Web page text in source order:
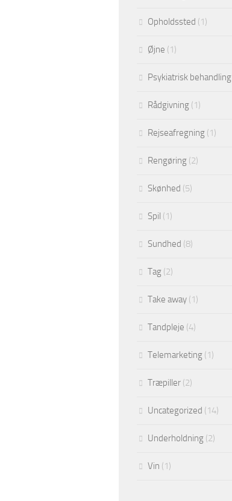
Opholdssted (1)
Øjne (1)
Psykiatrisk behandling
Rådgivning (1)
Rejseafregning (1)
Rengøring (2)
Skønhed (5)
Spil (1)
Sundhed (8)
Tag (2)
Take away (1)
Tandpleje (4)
Telemarketing (1)
Træpiller (2)
Uncategorized (14)
Underholdning (2)
Vin (1)